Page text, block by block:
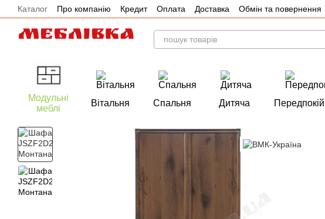
Перейти до основного контенту
Каталог Про компанію Кредит Оплата Доставка Обмін та повернення
Акції
Модульні
меблі
Вітальня Спальня Дитяча Передпокій